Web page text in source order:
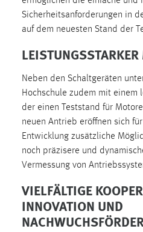
Sicherheitsanforderungen in
auf dem neuesten Stand der
Neben den Schaltgeräten
Hochschule zudem mit einem
der einen Teststand für
neuen Antrieb eröffnen sich
Entwicklung zusätzliche
noch präzisere und
Vermessung von
VIELFÄLTIGE
INNOVATION UND
Cookie Laufzeit:
MibewSessionID, mibew-
Jahre, MIBEW_UserID = 1 Jahr
Login
Name:
fe_user, be_user,
Zweck:
Dieser Cookie ist notwendig
Cookie Laufzeit:
24 Stunden